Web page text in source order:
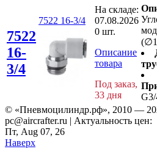
7522
16-
3/4
7522 16-3/4
На складе:
07.08.2026
0 шт.
Описание
товара
Под заказ,
33 дня
G3/
© «Пневмоцилиндр.рф», 2010 —
pc@aircrafter.ru | Актуальность цен:
Пт, Aug 07, 26
Наверх